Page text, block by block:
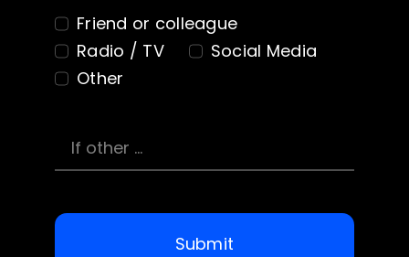
Friend or colleague
Radio / TV
Social Media
Other
Submit